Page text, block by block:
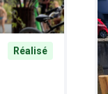
Réalisé